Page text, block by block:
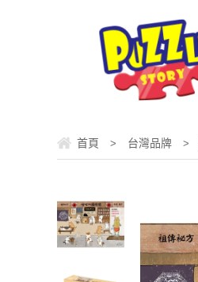
首頁 > 台灣品牌 >